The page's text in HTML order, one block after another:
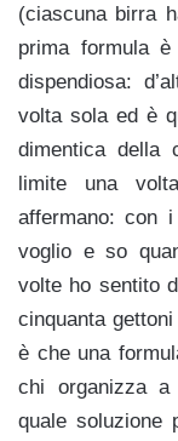
(ciascuna birra
prima formula è
dispendiosa:
volta sola ed è
dimentica della
limite una
affermano: con
voglio e so
volte ho sentito
cinquanta
è che una
chi organizza
quale soluzione